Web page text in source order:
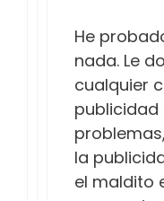
He
nada. Le
cualquier
publicidad
la
el maldito